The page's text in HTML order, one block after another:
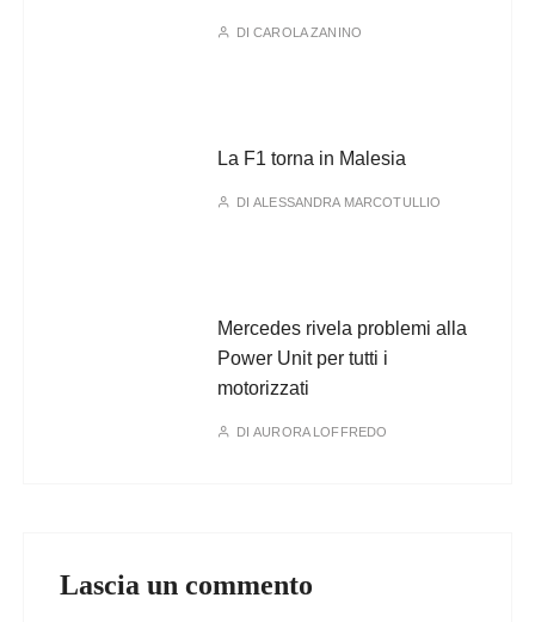
DICAROLA ZANINO
La F1 torna in Malesia
DIALESSANDRA MARCOTULLIO
Mercedes rivela problemi alla
Power Unit per tutti i
motorizzati
DIAURORA LOFFREDO
Lascia un commento